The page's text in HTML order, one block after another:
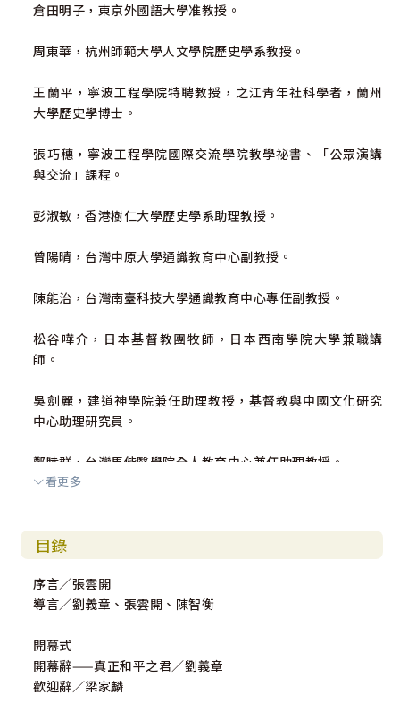
倉田明子，東京外國語大學准教授。
周東華，杭州師範大學人文學院歷史學系教授。
王蘭平，寧波工程學院特聘教授，之江青年社科學者，蘭州
大學歷史學博士。
張巧穗，寧波工程學院國際交流學院教學祕書、「公眾演講
與交流」課程。
彭淑敏，香港樹仁大學歷史學系助理教授。
曾陽晴，台灣中原大學通識教育中心副教授。
陳能治，台灣南臺科技大學通識教育中心專任副教授。
松谷嘩介，日本基督教團牧師，日本西南學院大學兼職講
師。
吳劍麗，建道神學院兼任助理教授，基督教與中國文化研究
中心助理研究員。
鄭睦群，台灣馬偕醫學院全人教育中心兼任助理教授。
黃彩蓮，香港宣道會北角堂牧師，香港浸會大學哲學博士。
徐炳三，華中師範大學中國近代史研究所副教授。
李劍峰，日本同志社大學神學部博士生。
看更多
目錄
序言／張雲開
導言／劉義章、張雲開、陳智衡
開幕式
開幕辭——真正和平之君／劉義章
歡迎辭／梁家麟